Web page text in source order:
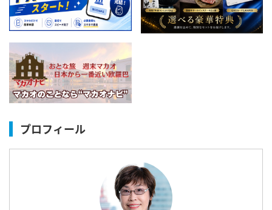
プロフィール